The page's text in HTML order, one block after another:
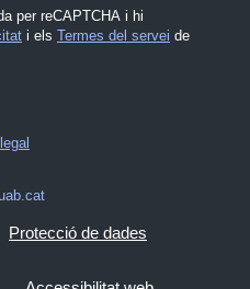
per reCAPTCHA i hi
i els Termes del servei de
Protecció de dades